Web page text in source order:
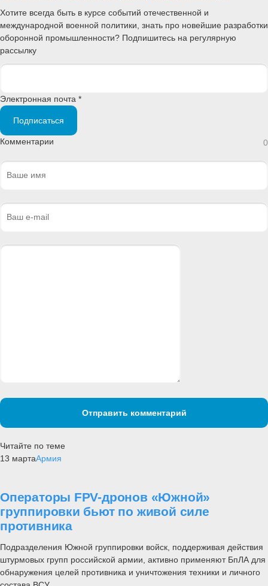
Хотите всегда быть в курсе событий отечественной и
международной военной политики, знать про новейшие разработки
оборонной промышленности? Подпишитесь на регулярную
рассылку
Электронная почта *
Подписаться
Комментарии 0
Отправить комментарий
Читайте по теме
13 мартаАрмия
Операторы FPV-дронов «Южной»
группировки бьют по живой силе
противника
Подразделения Южной группировки войск, поддерживая действия
штурмовых групп российской армии, активно применяют БпЛА для
обнаружения целей противника и уничтожения техники и личного